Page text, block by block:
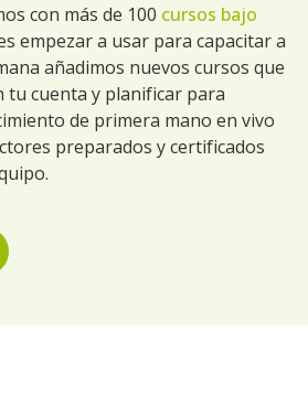
con más de 100 cursos bajo
empezar a usar para capacitar a
añadimos nuevos cursos que
tu cuenta y planificar para
de primera mano en vivo
preparados y certificados